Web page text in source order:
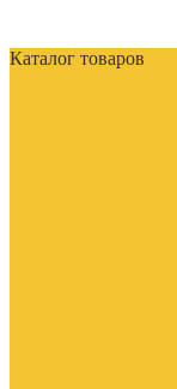
Каталог товаров